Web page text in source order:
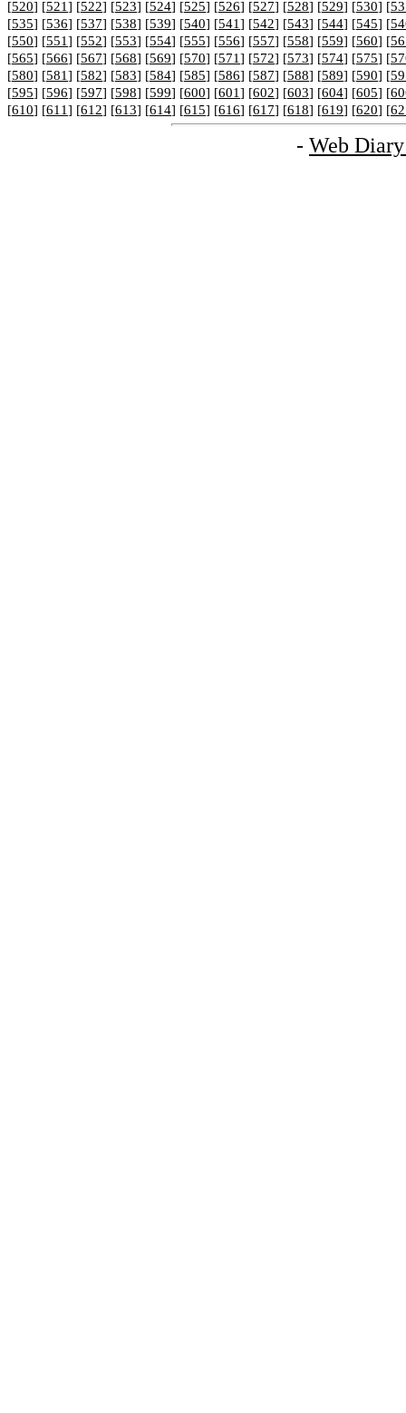
[520] [521] [522] [523] [524] [525] [526] [527] [528] [529] [530] [
[535] [536] [537] [538] [539] [540] [541] [542] [543] [544] [545] [
[550] [551] [552] [553] [554] [555] [556] [557] [558] [559] [560] [
[565] [566] [567] [568] [569] [570] [571] [572] [573] [574] [575] [
[580] [581] [582] [583] [584] [585] [586] [587] [588] [589] [590] [
[595] [596] [597] [598] [599] [600] [601] [602] [603] [604] [605] [
[610] [611] [612] [613] [614] [615] [616] [617] [618] [619] [620] [
- Web